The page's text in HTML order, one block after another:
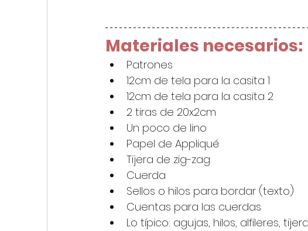
Materiales necesarios:
Patrones
12cm de tela para la casita 1
12cm de tela para la casita 2
2 tiras de 20x2cm
Un poco de lino
Papel de Appliqué
Tijera de zig-zag
Cuerda
Sellos o hilos para bordar (texto)
Cuentas para las cuerdas
Lo típico: agujas, hilos, alfileres,